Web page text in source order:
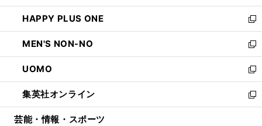
開
く
ウ
で
開
く
ン
ド
ウ
で
開
く
ウ
ィ
ン
ド
ウ
で
開
く
し
い
ウ
ィ
ン
ド
ウ
で
開
HAPPY PLUS ONE
新
し
い
ウ
ィ
ン
ド
ウ
MEN'S NON-NO
新
し
い
ウ
ィ
ン
UOMO
新
し
い
ウ
集英社オンライン
新
し
芸能・情報・スポーツ